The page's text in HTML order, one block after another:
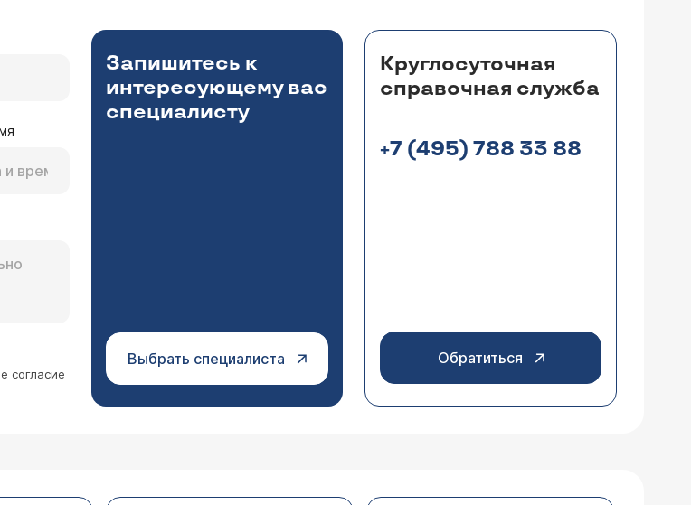
согласие
Запишитесь к
интересующему вас
специалисту
Выбрать специалиста
Круглосуточная
справочная служба
+7 (495) 788 33 88
Обратиться